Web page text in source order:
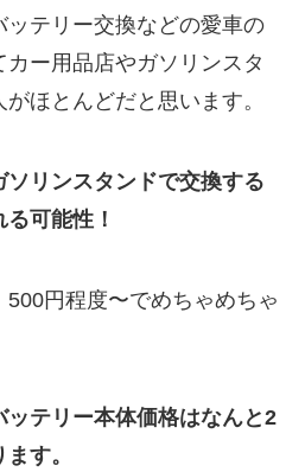
テリー交換などの愛車の
カー用品店やガソリンスタ
ほとんどだと思います。
リンスタンドで交換する
可能性！
円程度〜でめちゃめちゃ
ッテリー本体価格はなんと2
す。